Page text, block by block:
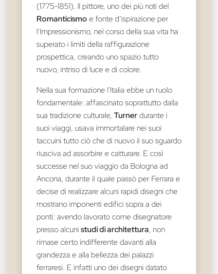
(1775-1851). Il pittore, uno dei più noti del
Romanticismo e fonte d’ispirazione per
l’Impressionismo, nel corso della sua vita ha
superato i limiti della raffigurazione
prospettica, creando uno spazio tutto
nuovo, intriso di luce e di colore.
Nella sua formazione l'Italia ebbe un ruolo
fondamentale: affascinato soprattutto dalla
sua tradizione culturale, Turnerdurante i
suoi viaggi, usava immortalare nei suoi
taccuini tutto ciò che di nuovo il suo sguardo
riusciva ad assorbire e catturare. E così
successe nel suo viaggio da Bologna ad
Ancona, durante il quale passò per Ferrara e
decise di realizzare alcuni rapidi disegni che
mostrano imponenti edifici sopra a dei
ponti: avendo lavorato come disegnatore
presso alcuni studi di architettura, non
rimase certo indifferente davanti alla
grandezza e alla bellezza dei palazzi
ferraresi. E infatti uno dei disegni datato